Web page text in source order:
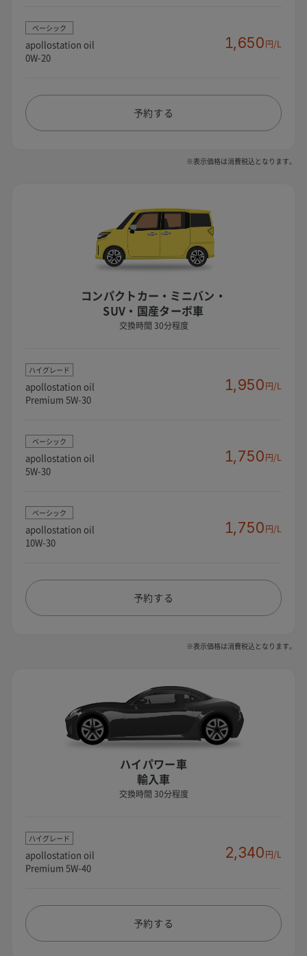
ベーシック
apollostation oil
0W-20
1,650円/L
予約する
※表示価格は消費税込となります。
コンパクトカー・ミニバン・
SUV・国産ターボ車
交換時間 30分程度
ハイグレード
apollostation oil
Premium 5W-30
1,950円/L
ベーシック
apollostation oil
5W-30
1,750円/L
ベーシック
apollostation oil
10W-30
1,750円/L
予約する
※表示価格は消費税込となります。
ハイパワー車
輸入車
交換時間 30分程度
ハイグレード
apollostation oil
Premium 5W-40
2,340円/L
予約する